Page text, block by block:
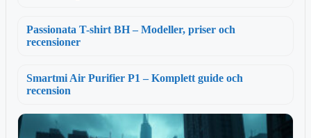
Passionata T-shirt BH – Modeller, priser och
recensioner
Smartmi Air Purifier P1 – Komplett guide och
recension